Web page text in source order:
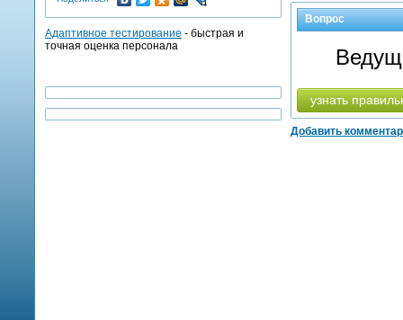
Вопрос
узнать
Добавить
Адаптивное тестирование - быстрая и
точная оценка персонала